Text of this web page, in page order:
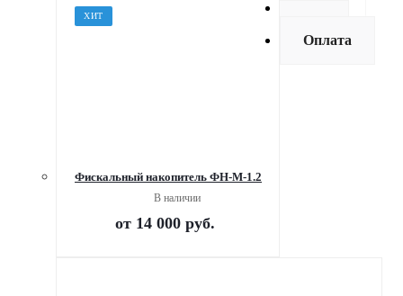
ХИТ
Фискальный накопитель ФН-М-1.2
В наличии
от 14 000 руб.
Оплата